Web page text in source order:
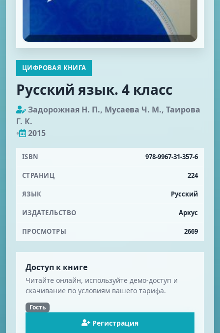
ЦИФРОВАЯ КНИГА
Русский язык. 4 класс
Задорожная Н. П., Мусаева Ч. М., Таирова
Г. К.
•
2015
ISBN 978-9967-31-357-6
СТРАНИЦ 224
ЯЗЫК Русский
ИЗДАТЕЛЬСТВО Аркус
ПРОСМОТРЫ 2669
Доступ к книге
Читайте онлайн, используйте демо-доступ и
скачивание по условиям вашего тарифа.
Гость
Регистрация